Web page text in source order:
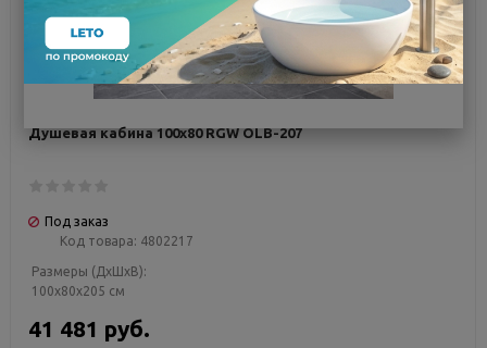
Душевая кабина 100х80 RGW OLB-207
Под заказ
Код товара: 4802217
Размеры (ДxШxВ):
100x80x205 см
41 481 руб.